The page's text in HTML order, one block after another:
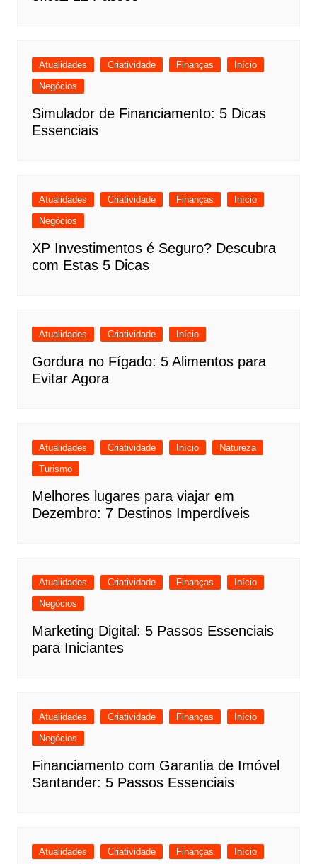
Atualidades Criatividade Finanças
Início
Negócios
Simulador de Financiamento: 5 Dicas
Essenciais
Atualidades Criatividade Finanças
Início
Negócios
XP Investimentos é Seguro? Descubra
com Estas 5 Dicas
Atualidades Criatividade Início
Gordura no Fígado: 5 Alimentos para
Evitar Agora
Atualidades Criatividade Início
Natureza
Turismo
Melhores lugares para viajar em
Dezembro: 7 Destinos Imperdíveis
Atualidades Criatividade Finanças
Início
Negócios
Marketing Digital: 5 Passos Essenciais
para Iniciantes
Atualidades Criatividade Finanças
Início
Negócios
Financiamento com Garantia de Imóvel
Santander: 5 Passos Essenciais
Atualidades Criatividade Finanças
Início